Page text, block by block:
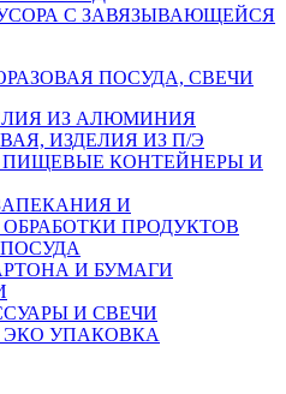
С ЗАВЯЗЫВАЮЩЕЙСЯ
ПОСУДА, СВЕЧИ
ИЗ АЛЮМИНИЯ
ИЗДЕЛИЯ ИЗ П/Э
ПИЩЕВЫЕ КОНТЕЙНЕРЫ И
И
ПРОДУКТОВ
И БУМАГИ
И СВЕЧИ
УПАКОВКА